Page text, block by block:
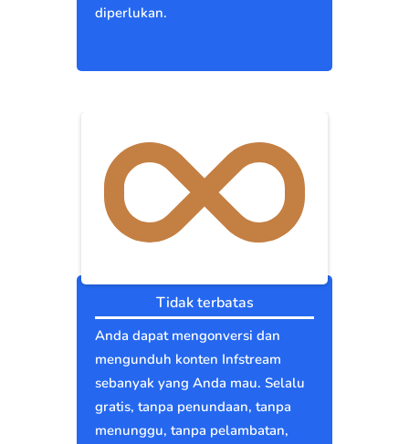
diperlukan.
Tidak terbatas
Anda dapat mengonversi dan
mengunduh konten Infstream
sebanyak yang Anda mau. Selalu
gratis, tanpa penundaan, tanpa
menunggu, tanpa pelambatan,